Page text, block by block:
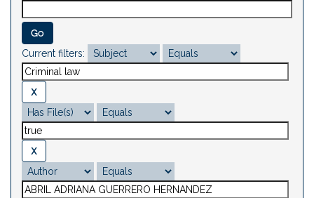
Current filters: